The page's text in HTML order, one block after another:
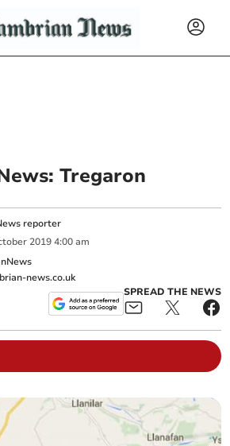
Tregaron
reporter
2019 4:00 am
news.co.uk
SPREAD THE NEWS